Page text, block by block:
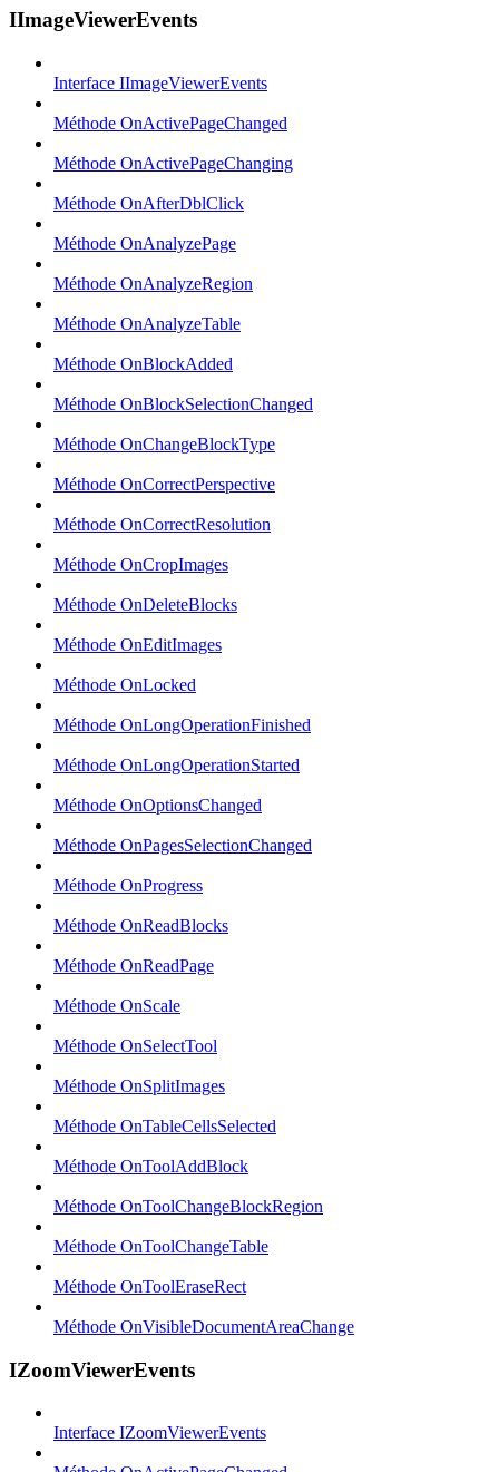
IImageViewerEvents
Interface IImageViewerEvents
Méthode OnActivePageChanged
Méthode OnActivePageChanging
Méthode OnAfterDblClick
Méthode OnAnalyzePage
Méthode OnAnalyzeRegion
Méthode OnAnalyzeTable
Méthode OnBlockAdded
Méthode OnBlockSelectionChanged
Méthode OnChangeBlockType
Méthode OnCorrectPerspective
Méthode OnCorrectResolution
Méthode OnCropImages
Méthode OnDeleteBlocks
Méthode OnEditImages
Méthode OnLocked
Méthode OnLongOperationFinished
Méthode OnLongOperationStarted
Méthode OnOptionsChanged
Méthode OnPagesSelectionChanged
Méthode OnProgress
Méthode OnReadBlocks
Méthode OnReadPage
Méthode OnScale
Méthode OnSelectTool
Méthode OnSplitImages
Méthode OnTableCellsSelected
Méthode OnToolAddBlock
Méthode OnToolChangeBlockRegion
Méthode OnToolChangeTable
Méthode OnToolEraseRect
Méthode OnVisibleDocumentAreaChange
IZoomViewerEvents
Interface IZoomViewerEvents